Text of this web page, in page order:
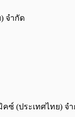
จำกัด
ซ์ (ประเทศไทย) จ